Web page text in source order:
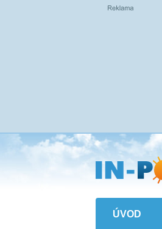
Přejít
na
hlavní
obsah
ÚVOD